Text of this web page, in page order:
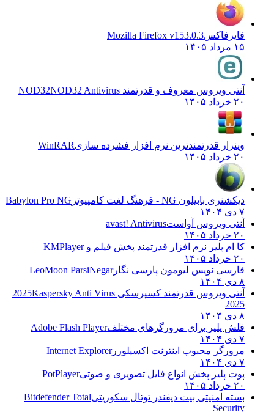
فایرفاکسMozilla Firefox v153.0.3
۱۵ مرداد ۱۴۰۵
آنتی ویروس معروف و قدرتمند NOD32 NOD32 Antivirus
۲۰ خرداد ۱۴۰۵
وینرار قدرتمندترین نرم افزار فشرده سازیWinRAR
۲۰ خرداد ۱۴۰۵
دیکشنری بابیلون NG - فرهنگ لغت کامپیوتر
Babylon Pro NG
۷ دی ۱۴۰۴
آنتی ویروس آواستavast! Antivirus
۲۰ خرداد ۱۴۰۵
کا ام پلیر نرم افزار قدرتمند پخش فیلم وKMPlayer
۲۰ خرداد ۱۴۰۵
فارسی نویس لیومون پارسی نگارLeoMoon ParsiNegar
۸ دی ۱۴۰۴
آنتی ویروس قدرتمند کسپرسکی 2025 Kaspersky Anti Virus
2025
۸ دی ۱۴۰۴
فلش پلیر برای مرورگرهای مختلفAdobe Flash Player
۷ دی ۱۴۰۴
مرورگر محبوب اینترنت اکسپلوررInternet Explorer
۷ دی ۱۴۰۴
پوت پلیر پخش انواع فایل تصویری و صوتیPotPlayer
۲۰ خرداد ۱۴۰۵
بسته امنیتی بیت دیفندر توتال سکوریتیBitdefender Total
Security